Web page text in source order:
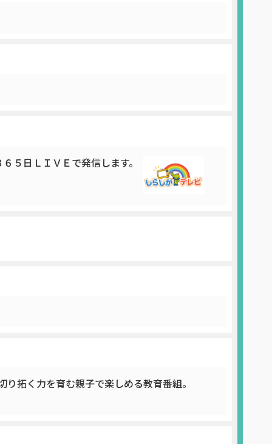
５日ＬＩＶＥで発信します。
拓く力を育む親子で楽しめる教育番組。